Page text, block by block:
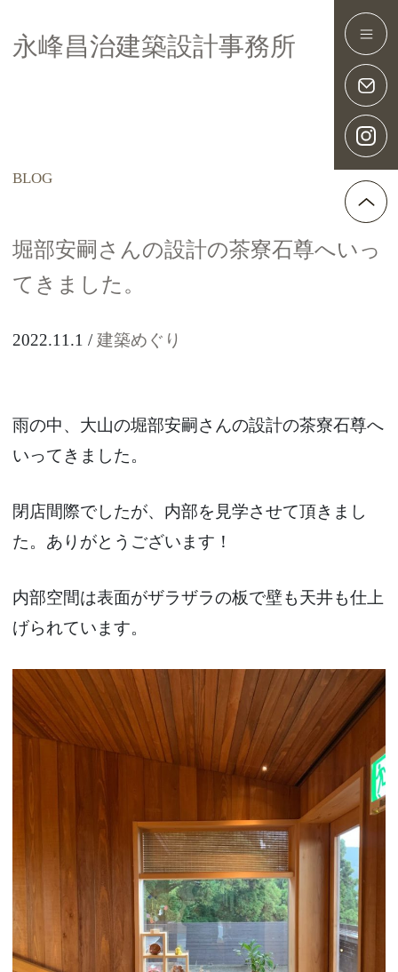
Main Navigation
永峰昌治建築設計事務所
堀部安嗣さんの設計の茶寮石尊へいっ
てきました。
2022.11.1 建築めぐり
雨の中、大山の堀部安嗣さんの設計の茶寮石尊へ
いってきました。
閉店間際でしたが、内部を見学させて頂きまし
た。ありがとうございます！
内部空間は表面がザラザラの板で壁も天井も仕上
げられています。